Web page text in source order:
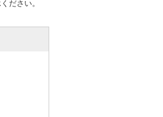
ださい。